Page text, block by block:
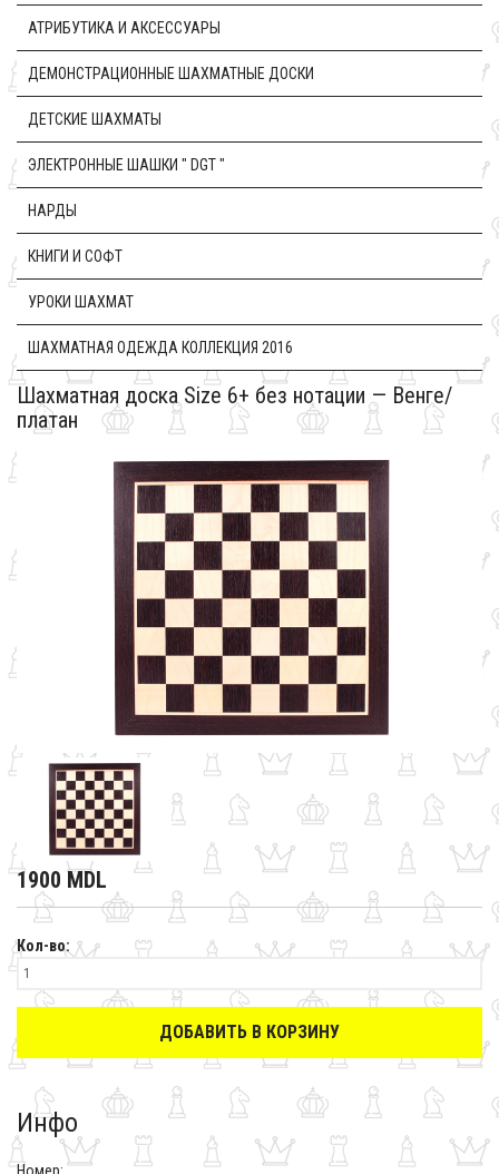
АТРИБУТИКА И АКСЕССУАРЫ
ДЕМОНСТРАЦИОННЫЕ ШАХМАТНЫЕ ДОСКИ
ДЕТСКИЕ ШАХМАТЫ
ЭЛЕКТРОННЫЕ ШАШКИ " DGT "
НАРДЫ
КНИГИ И СОФТ
УРОКИ ШАХМАТ
ШАХМАТНАЯ ОДЕЖДА КОЛЛЕКЦИЯ 2016
Шахматная доска Size 6+ без нотации — Венге/
платан
1900 MDL
Кол-во:
ДОБАВИТЬ В КОРЗИНУ
Инфо